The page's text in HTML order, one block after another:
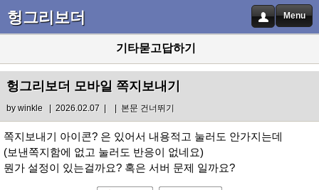
헝그리보더 Menu
기타묻고답하기
헝그리보더 모바일 쪽지보내기
bywinkle| 2026.02.07 | | 본문 건너뛰기
쪽지보내기 아이콘? 은 있어서 내용적고 눌러도 안가지는데
(보낸쪽지함에 없고 눌러도 반응이 없네요)
뭔가 설정이 있는걸까요? 혹은 서버 문제 일까요?